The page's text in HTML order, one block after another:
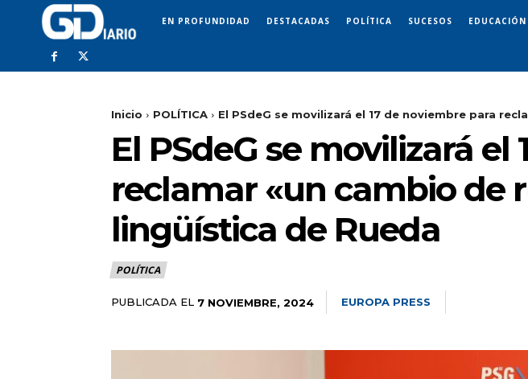
EN PROFUNDIDAD DESTACADAS POLÍTICA SUCESOS
Inicio POLÍTICA El PSdeG se movilizará el 17 de noviembre para
El PSdeG se movilizará
reclamar «un cambio de
lingüística de Rueda
POLÍTICA
PUBLICADA EL 7 NOVIEMBRE, 2024 EUROPA PRESS